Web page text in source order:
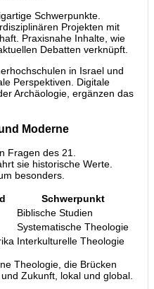
Schwerpunkte.
Projekten mit
Praxisnahe Inhalte, wie
Debatten verknüpft.
in Israel und
Perspektiven. Digitale
Archäologie, ergänzen das
Moderne
Fragen des 21.
sie historische Werte.
besonders.
Schwerpunkt
Biblische Studien
Systematische Theologie
Interkulturelle Theologie
Theologie, die Brücken
Zukunft, lokal und global.